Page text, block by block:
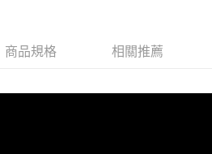
商品規格 相關推薦